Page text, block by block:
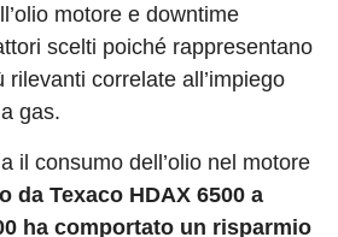
motore e downtime
scelti poiché rappresentano
rilevanti correlate all’impiego
gas.
il consumo dell’olio nel motore
da Texaco HDAX 6500 a
ha comportato un risparmio